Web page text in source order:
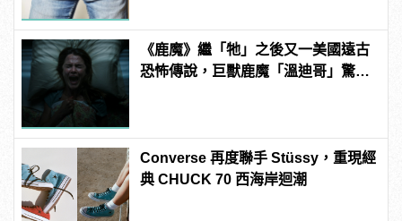
《鹿魔》繼「牠」之後又一美國遠古
恐怖傳說，巨獸鹿魔「溫迪哥」驚嚇
Converse 再度聯手 Stüssy，重現經
典 CHUCK 70 西海岸迴潮